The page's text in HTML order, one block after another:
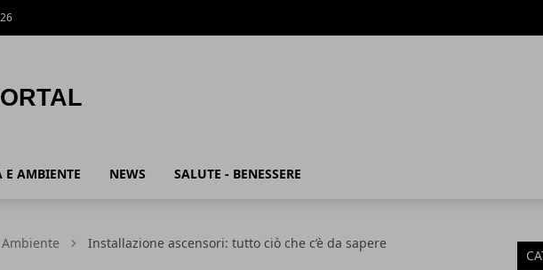
E AMBIENTE NEWS SALUTE - BENESSERE
Ambiente Installazione ascensori: tutto ciò che c’è da sapere